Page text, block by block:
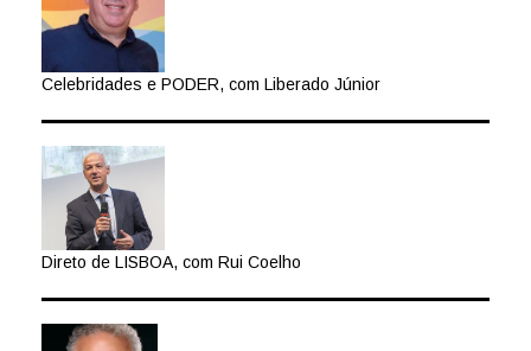
Celebridades e PODER, com Liberado Júnior
Direto de LISBOA, com Rui Coelho